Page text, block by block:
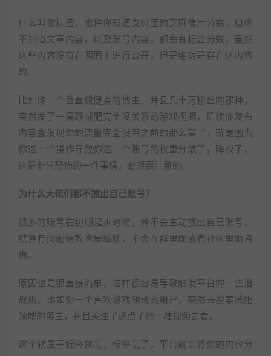
什么叫做标签，也许你知道支付宝的芝麻信用分数，但你
不知道文章内容，以及账号内容，都会有标签分数，虽然
这些内容没有在明面上进行公开，但是绝对是存在这内容
的。
比如你一个垂直做健身的博主，并且几十万粉丝的那种，
突然发了一篇跟减肥完全没关系的游戏视频，后续你发布
内容会发现你的流量完全没有之前的那么高了，就是因为
你这一个操作导致你这一个账号的权重分散了，降权了，
这是非常恐怖的一件事情，必须要注意的。
为什么大佬们都不放出自己账号？
很多的账号在初期起步时候，并不会主动放出自己账号，
就算有问题请教也是私聊，不会在群里面或者社区里面咨
询。
原因也是很直接简单，这样很容易导致触发平台的一些潜
规则。比如你一个喜欢游戏领域的用户，突然去搜索减肥
领域的博主，并且关注了还点了他一堆视频去看。
这个就属于标签扰乱，标签乱了，平台就会将你的内容分